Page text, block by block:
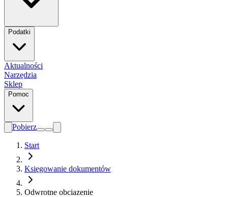
Podatki
Aktualności
Narzędzia
Sklep
Pomoc
Pobierz
Start
Księgowanie dokumentów
Odwrotne obciazenie